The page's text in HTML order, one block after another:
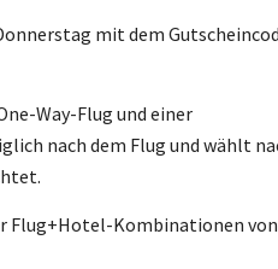
mit dem
Way-Flug und einer
nach dem Flug und wählt
Flug+Hotel-Kombinationen von